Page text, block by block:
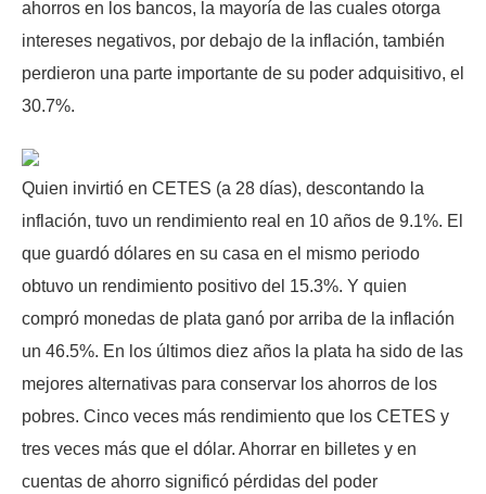
ahorros en los bancos, la mayoría de las cuales otorga
intereses negativos, por debajo de la inflación, también
perdieron una parte importante de su poder adquisitivo, el
30.7%.
Quien invirtió en CETES (a 28 días), descontando la
inflación, tuvo un rendimiento real en 10 años de 9.1%. El
que guardó dólares en su casa en el mismo periodo
obtuvo un rendimiento positivo del 15.3%. Y quien
compró monedas de plata ganó por arriba de la inflación
un 46.5%. En los últimos diez años la plata ha sido de las
mejores alternativas para conservar los ahorros de los
pobres. Cinco veces más rendimiento que los CETES y
tres veces más que el dólar. Ahorrar en billetes y en
cuentas de ahorro significó pérdidas del poder